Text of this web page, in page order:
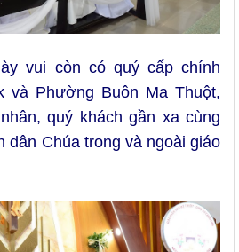
vui còn có quý cấp chính
và Phường Buôn Ma Thuột,
quý khách gần xa cùng
dân Chúa trong và ngoài giáo